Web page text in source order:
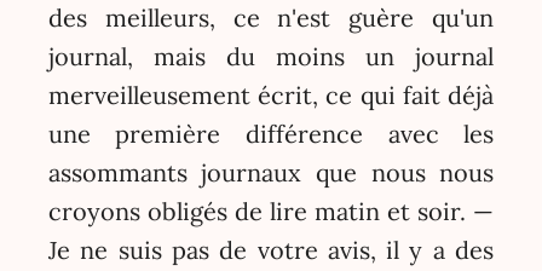
des meilleurs, ce n'est guère qu'un
journal, mais du moins un journal
merveilleusement écrit, ce qui fait déjà
une première différence avec les
assommants journaux que nous nous
croyons obligés de lire matin et soir. —
Je ne suis pas de votre avis, il y a des